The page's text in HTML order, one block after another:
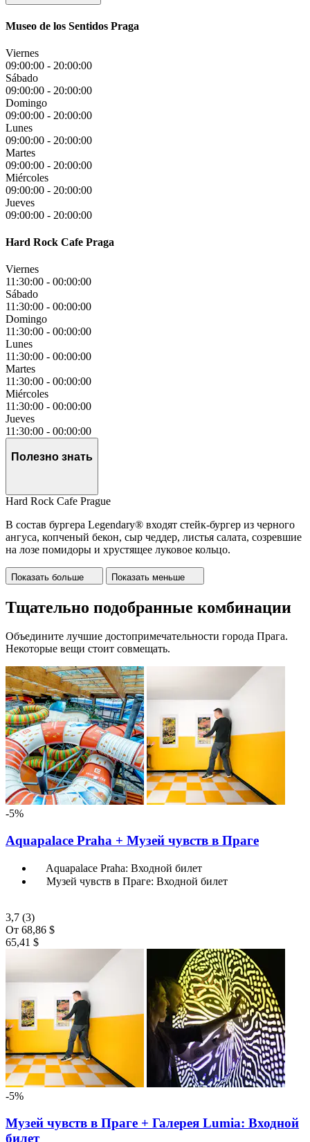
Museo de los Sentidos Praga
Viernes
09:00:00 - 20:00:00
Sábado
09:00:00 - 20:00:00
Domingo
09:00:00 - 20:00:00
Lunes
09:00:00 - 20:00:00
Martes
09:00:00 - 20:00:00
Miércoles
09:00:00 - 20:00:00
Jueves
09:00:00 - 20:00:00
Hard Rock Cafe Praga
Viernes
11:30:00 - 00:00:00
Sábado
11:30:00 - 00:00:00
Domingo
11:30:00 - 00:00:00
Lunes
11:30:00 - 00:00:00
Martes
11:30:00 - 00:00:00
Miércoles
11:30:00 - 00:00:00
Jueves
11:30:00 - 00:00:00
Полезно знать
Hard Rock Cafe Prague
В состав бургера Legendary® входят стейк-бургер из черного
ангуса, копченый бекон, сыр чеддер, листья салата, созревшие
на лозе помидоры и хрустящее луковое кольцо.
Показать больше Показать меньше
Тщательно подобранные комбинации
Объедините лучшие достопримечательности города Прага.
Некоторые вещи стоит совмещать.
-5%
Aquapalace Praha + Музей чувств в Праге
Aquapalace Praha: Входной билет
Музей чувств в Праге: Входной билет
3,7 (3)
От 68,86 $
65,41 $
-5%
Музей чувств в Праге + Галерея Lumia: Входной
билет